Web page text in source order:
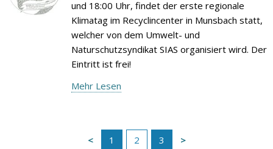
und 18:00 Uhr, findet der erste regionale
Klimatag im Recyclincenter in Munsbach statt,
welcher von dem Umwelt- und
Naturschutzsyndikat SIAS organisiert wird. Der
Eintritt ist frei!
Mehr Lesen
1 2 3